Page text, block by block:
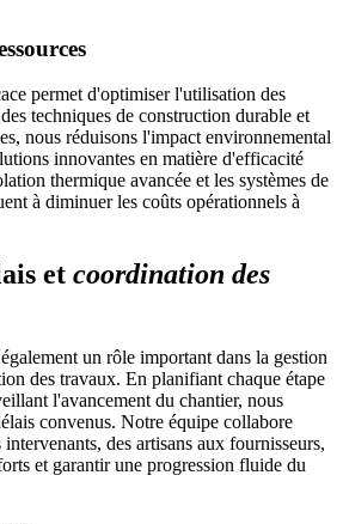
permet d'optimiser l'utilisation des
techniques de construction durable et
nous réduisons l'impact environnemental
innovantes en matière d'efficacité
thermique avancée et les systèmes de
à diminuer les coûts opérationnels à
et coordination des
un rôle important dans la gestion
des travaux. En planifiant chaque étape
l'avancement du chantier, nous
convenus. Notre équipe collabore
des artisans aux fournisseurs,
et garantir une progression fluide du